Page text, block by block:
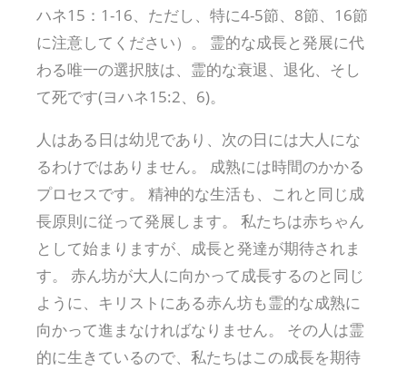
ハネ15：1-16、ただし、特に4-5節、8節、16節
に注意してください）。 霊的な成長と発展に代
わる唯一の選択肢は、霊的な衰退、退化、そし
て死です(ヨハネ15:2、6)。
人はある日は幼児であり、次の日には大人にな
るわけではありません。 成熟には時間のかかる
プロセスです。 精神的な生活も、これと同じ成
長原則に従って発展します。 私たちは赤ちゃん
として始まりますが、成長と発達が期待されま
す。 赤ん坊が大人に向かって成長するのと同じ
ように、キリストにある赤ん坊も霊的な成熟に
向かって進まなければなりません。 その人は霊
的に生きているので、私たちはこの成長を期待